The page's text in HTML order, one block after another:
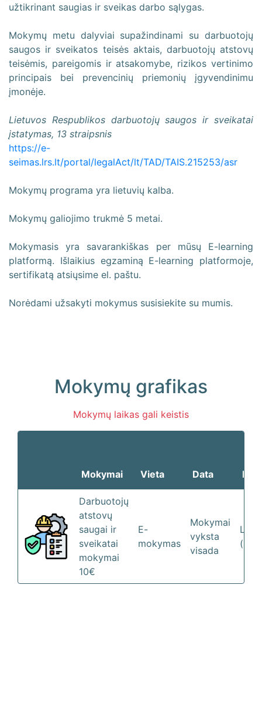
užtikrinant saugias ir sveikas darbo sąlygas.
Mokymų metu dalyviai supažindinami su darbuotojų
saugos ir sveikatos teisės aktais, darbuotojų atstovų
teisėmis, pareigomis ir atsakomybe, rizikos vertinimo
principais bei prevencinių priemonių įgyvendinimu
įmonėje.
Lietuvos Respublikos darbuotojų saugos ir sveikatai
įstatymas, 13 straipsnis
https://e-
seimas.lrs.lt/portal/legalAct/lt/TAD/TAIS.215253/asr
Mokymų programa yra lietuvių kalba.
Mokymų galiojimo trukmė 5 metai.
Mokymasis yra savarankiškas per mūsų E-learning
platformą. Išlaikius egzaminą E-learning platformoje,
sertifikatą atsiųsime el. paštu.
Norėdami užsakyti mokymus susisiekite su mumis.
Mokymų grafikas
Mokymų laikas gali keistis
Mokymai Vieta Data
Darbuotojų
atstovų
saugai ir
sveikatai
mokymai
10€
E-
mokymas
Mokymai
vyksta
visada
LT